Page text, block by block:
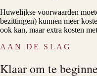
Huwelijkse voorwaarden
bezittingen) kunnen meer
ook kan, maar extra kosten
AAN DE SLAG
Klaar om te